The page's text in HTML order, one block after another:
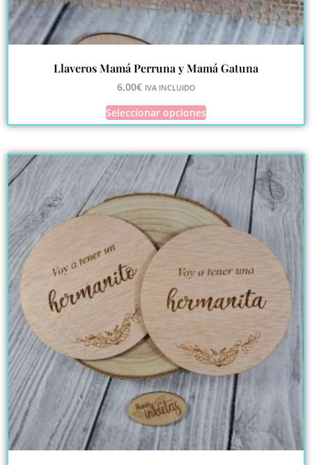
Llaveros Mamá Perruna y Mamá Gatuna
6,00€ IVA INCLUIDO
Seleccionar opciones